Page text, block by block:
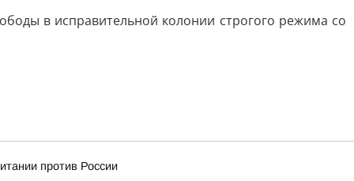
в исправительной колонии строгого режима со
против России